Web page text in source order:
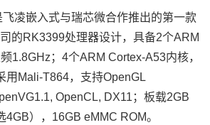
凌嵌入式与瑞芯微合作推出的第一款
的RK3399处理器设计，具备2个ARM
1.8GHz；4个ARM Cortex-A53内核，
用Mali-T864，支持OpenGL
OpenCL, DX11；板载2GB
），16GB eMMC ROM。